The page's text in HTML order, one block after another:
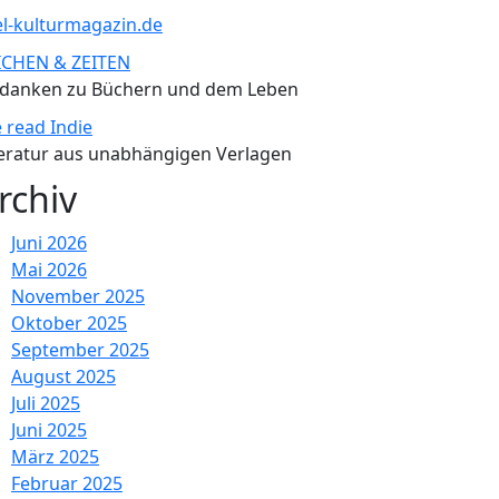
kulturmagazin.de
& ZEITEN
zu Büchern und dem Leben
read Indie
aus unabhängigen Verlagen
Juni 2026
Mai 2026
November 2025
Oktober 2025
September 2025
August 2025
Juli 2025
Juni 2025
März 2025
Februar 2025